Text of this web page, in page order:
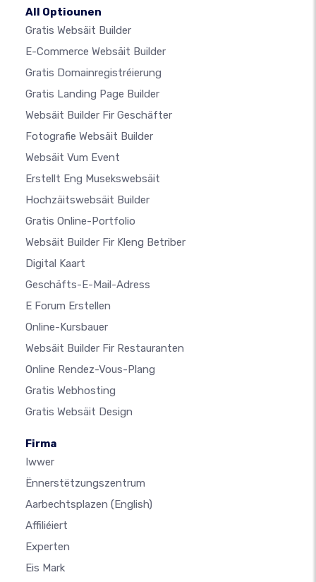
All Optiounen
Gratis Websäit Builder
E-Commerce Websäit Builder
Gratis Domainregistréierung
Gratis Landing Page Builder
Websäit Builder Fir Geschäfter
Fotografie Websäit Builder
Websäit Vum Event
Erstellt Eng Musekswebsäit
Hochzäitswebsäit Builder
Gratis Online-Portfolio
Websäit Builder Fir Kleng Betriber
Digital Kaart
Geschäfts-E-Mail-Adress
E Forum Erstellen
Online-Kursbauer
Websäit Builder Fir Restauranten
Online Rendez-Vous-Plang
Gratis Webhosting
Gratis Websäit Design
Firma
Iwwer
Ënnerstëtzungszentrum
Aarbechtsplazen (English)
Affiliéiert
Experten
Eis Mark